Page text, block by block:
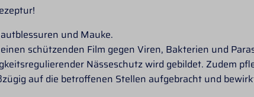
und Mauke.
schützenden Film gegen Viren, Bakterien und
Nässeschutz wird gebildet. Zudem
auf die betroffenen Stellen aufgebracht und